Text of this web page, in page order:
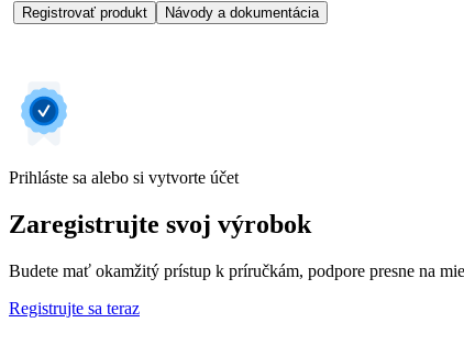
Registrovať produkt Návody a dokumentácia
Prihláste sa alebo si vytvorte účet
Zaregistrujte svoj výrobok
Budete mať okamžitý prístup k príručkám, podpore presne na
Registrujte sa teraz